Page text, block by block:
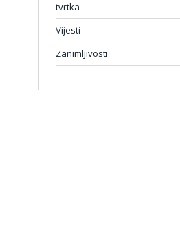
tvrtka
Vijesti
Zanimljivosti